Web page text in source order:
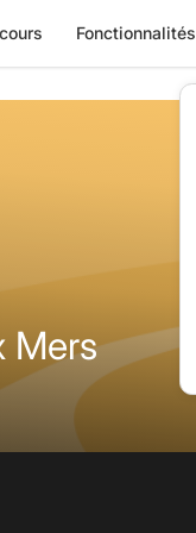
Fonctionnalités
Mers